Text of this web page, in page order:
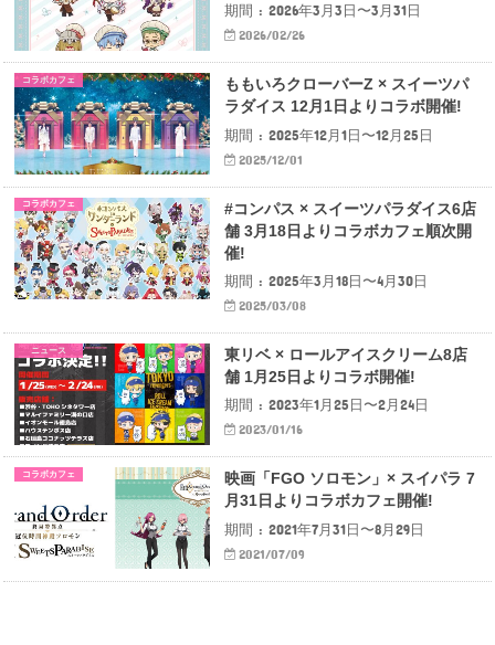
期間 : 2026年3月3日〜3月31日
2026/02/26
コラボカフェ
ももいろクローバーZ × スイーツパ
ラダイス 12月1日よりコラボ開催!
期間 : 2025年12月1日〜12月25日
2025/12/01
コラボカフェ
#コンパス × スイーツパラダイス6店
舗 3月18日よりコラボカフェ順次開
催!
期間 : 2025年3月18日〜4月30日
2025/03/08
ニュース
東リベ × ロールアイスクリーム8店
舗 1月25日よりコラボ開催!
期間 : 2023年1月25日〜2月24日
2023/01/16
コラボカフェ
映画「FGO ソロモン」× スイパラ 7
月31日よりコラボカフェ開催!
期間 : 2021年7月31日〜8月29日
2021/07/09